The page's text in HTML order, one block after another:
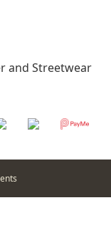
and Streetwear